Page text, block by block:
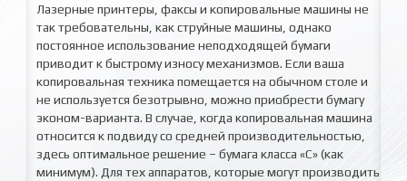
Лазерные принтеры, факсы и копировальные машины не
так требовательны, как струйные машины, однако
постоянное использование неподходящей бумаги
приводит к быстрому износу механизмов. Если ваша
копировальная техника помещается на обычном столе и
не используется безотрывно, можно приобрести бумагу
эконом-варианта. В случае, когда копировальная машина
относится к подвиду со средней производительностью,
здесь оптимальное решение – бумага класса «С» (как
минимум). Для тех аппаратов, которые могут производить